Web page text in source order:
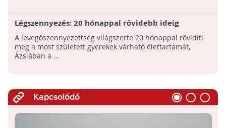
Légszennyezés: 20 hónappal rövidebb ideig
élhetnek a most született gyerekek
A levegőszennyezettség világszerte 20 hónappal rövidíti
meg a most született gyerekek várható élettartamát,
Ázsiában a ...
Kapcsolódó